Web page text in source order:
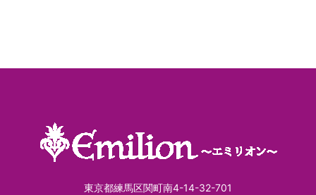
東京都練馬区関町南4-14-32-701